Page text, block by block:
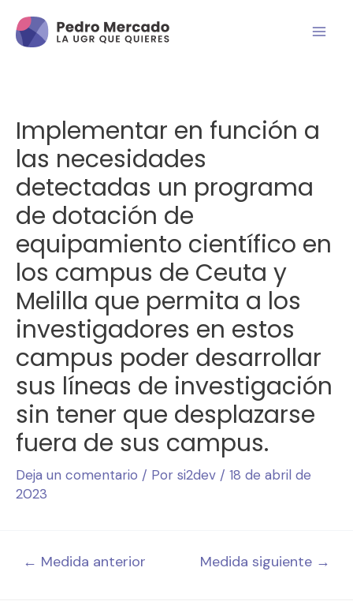
Implementar en función a
las necesidades
detectadas un programa
de dotación de
equipamiento científico en
los campus de Ceuta y
Melilla que permita a los
investigadores en estos
campus poder desarrollar
sus líneas de investigación
sin tener que desplazarse
fuera de sus campus.
Deja un comentario / Por si2dev / 18 de abril de
2023
← Medida anterior Medida siguiente →